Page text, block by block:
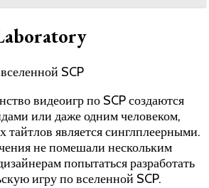
видеоигр по SCP создаются
или даже одним человеком,
тайтлов является синглплеерными.
не помешали нескольким
попытаться разработать
игру по вселенной SCP.